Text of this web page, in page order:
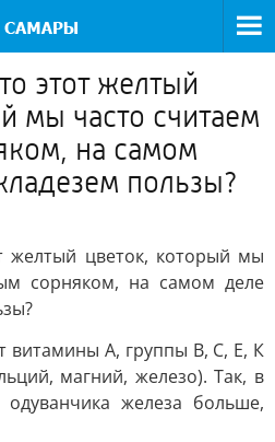
этот желтый
мы часто считаем
на самом
пользы?
желтый цветок, который мы
сорняком, на самом деле
витамины А, группы В, С, Е, К
магний, железо). Так, в
железа больше,